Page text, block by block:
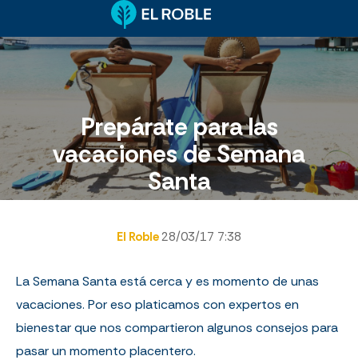
Prepárate para las
vacaciones de Semana
Santa
El Roble28/03/17 7:38
La Semana Santa está cerca y es momento de unas
vacaciones. Por eso platicamos con expertos en
bienestar que nos compartieron algunos consejos para
pasar un momento placentero.